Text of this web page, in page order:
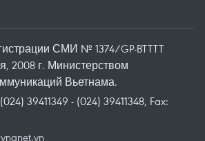
СМИ № 1374/GP-BTTTT
2008 г. Министерством
Вьетнама.
39411349 - (024) 39411348, Fax: